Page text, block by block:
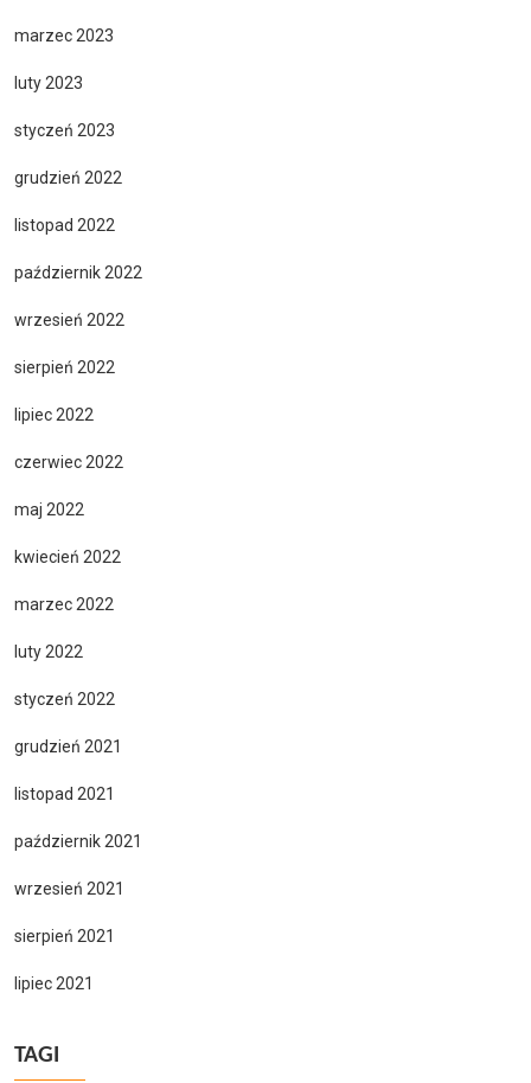
marzec 2023
luty 2023
styczeń 2023
grudzień 2022
listopad 2022
październik 2022
wrzesień 2022
sierpień 2022
lipiec 2022
czerwiec 2022
maj 2022
kwiecień 2022
marzec 2022
luty 2022
styczeń 2022
grudzień 2021
listopad 2021
październik 2021
wrzesień 2021
sierpień 2021
lipiec 2021
TAGI